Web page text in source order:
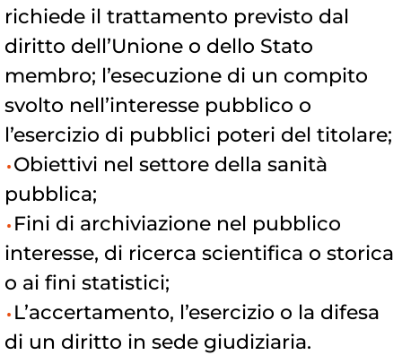
richiede il trattamento previsto dal
diritto dell’Unione o dello Stato
membro; l’esecuzione di un compito
svolto nell’interesse pubblico o
l’esercizio di pubblici poteri del titolare;
Obiettivi nel settore della sanità
pubblica;
Fini di archiviazione nel pubblico
interesse, di ricerca scientifica o storica
o ai fini statistici;
L’accertamento, l’esercizio o la difesa
di un diritto in sede giudiziaria.